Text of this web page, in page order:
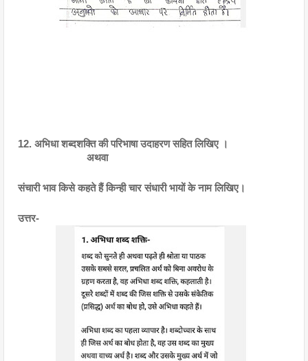
12. अभिधा शब्दशक्ति की परिभाषा उदाहरण सहित लिखिए ।
अथवा
संचारी भाव किसे कहते हैं किन्ही चार संधारी भायों के नाम लिखिए।
उत्तर-